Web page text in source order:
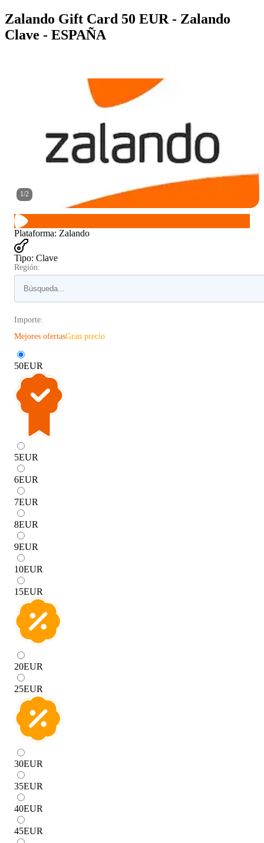
Zalando Gift Card 50 EUR - Zalando
Clave - ESPAÑA
1/2
Plataforma: Zalando
Tipo: Clave
Región:
Importe:
Mejores ofertasGran precio
50EUR
5EUR
6EUR
7EUR
8EUR
9EUR
10EUR
15EUR
20EUR
25EUR
30EUR
35EUR
40EUR
45EUR